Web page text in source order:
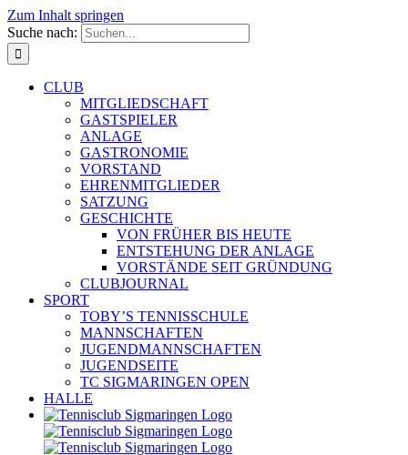
Zum Inhalt springen
Suche nach:
CLUB
MITGLIEDSCHAFT
GASTSPIELER
ANLAGE
GASTRONOMIE
VORSTAND
EHRENMITGLIEDER
SATZUNG
GESCHICHTE
VON FRÜHER BIS HEUTE
ENTSTEHUNG DER ANLAGE
VORSTÄNDE SEIT GRÜNDUNG
CLUBJOURNAL
SPORT
TOBY’S TENNISSCHULE
MANNSCHAFTEN
JUGENDMANNSCHAFTEN
JUGENDSEITE
TC SIGMARINGEN OPEN
HALLE